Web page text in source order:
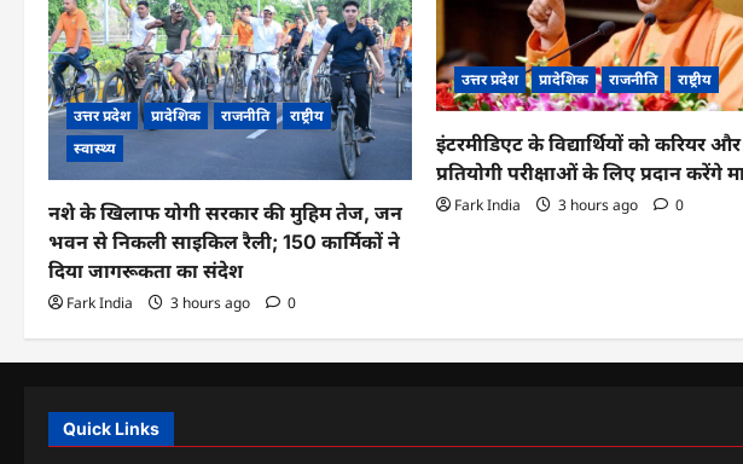
उत्तर प्रदेश प्रादेशिक राजनीति
राष्ट्रीय
स्वास्थ्य
नशे के खिलाफ योगी सरकार की मुहिम तेज, जन
भवन से निकली साइकिल रैली; 150 कार्मिकों ने
दिया जागरूकता का संदेश
Fark India 3 hours ago 0
उत्तर प्रदेश प्रादेशिक राजनीति राष्ट्रीय
इंटरमीडिएट के विद्यार्थियों को करियर और
प्रतियोगी परीक्षाओं के लिए प्रदान करेंगे
Fark India 3 hours ago 0
Quick Links